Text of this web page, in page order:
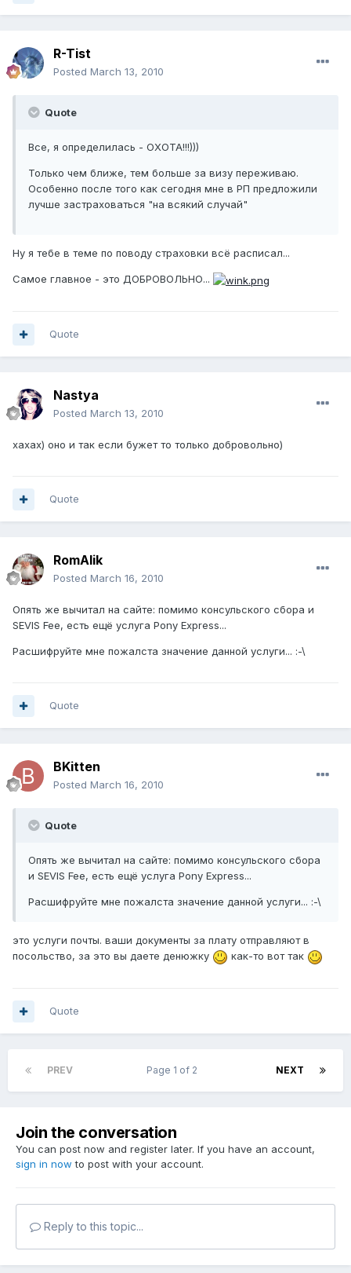
R-Tist
Posted March 13, 2010
Quote
Все, я определилась - ОХОТА!!!)))
Только чем ближе, тем больше за визу переживаю.
Особенно после того как сегодня мне в РП предложили
лучше застраховаться "на всякий случай"
Ну я тебе в теме по поводу страховки всё расписал...
Самое главное - это ДОБРОВОЛЬНО...
Quote
Nastya
Posted March 13, 2010
хахах) оно и так если бужет то только добровольно)
Quote
RomAlik
Posted March 16, 2010
Опять же вычитал на сайте: помимо консульского сбора и
SEVIS Fee, есть ещё услуга Pony Express...
Расшифруйте мне пожалста значение данной услуги... :-\
Quote
BKitten
Posted March 16, 2010
Quote
Опять же вычитал на сайте: помимо консульского сбора
и SEVIS Fee, есть ещё услуга Pony Express...
Расшифруйте мне пожалста значение данной услуги... :-\
это услуги почты. ваши документы за плату отправляют в
посольство, за это вы даете денюжку
как-то вот так
Quote
PREV NEXT
Page 1 of 2
Join the conversation
You can post now and register later. If you have an account,
sign in now to post with your account.
Reply to this topic...